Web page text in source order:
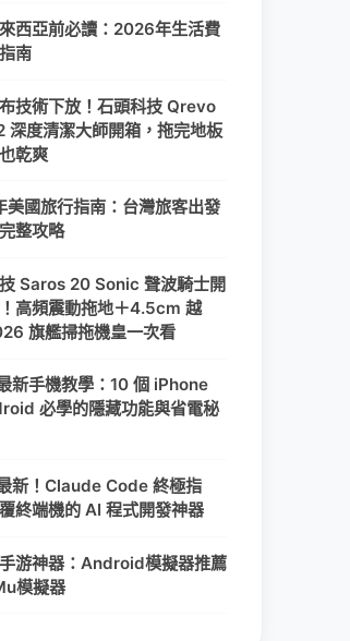
西亞前必讀：2026年生活費
南
技術下放！石頭科技 Qrevo
深度清潔大師開箱，拖完地板
乾爽
美國旅行指南：台灣旅客出發
整攻略
Saros 20 Sonic 聲波騎士開
高頻震動拖地＋4.5cm 越
旗艦掃拖機皇一次看
新手機教學：10 個 iPhone
必學的隱藏功能與省電秘
新！Claude Code 終極指
終端機的 AI 程式開發神器
游神器：Android模擬器推薦
模擬器